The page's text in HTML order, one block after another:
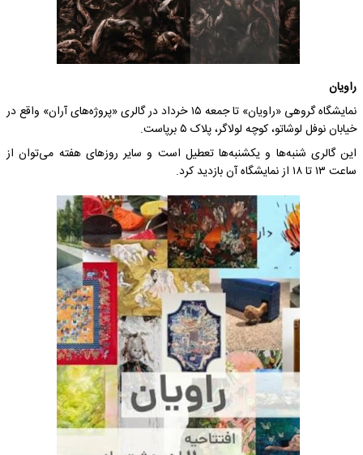
راویان
نمایشگاه گروهی «راویان» تا جمعه ۱۵ خرداد در گالری «پروژه‌های آران» واقع در
خیابان نوفل لوشاتو، کوچه لولاگر، پلاک ۵ برپاست.
این گالری شنبه‌ها و یکشنبه‌ها تعطیل است و سایر روزهای هفته می‌توان از
ساعت ۱۳ تا ۱۸ از نمایشگاه آن بازدید کرد.